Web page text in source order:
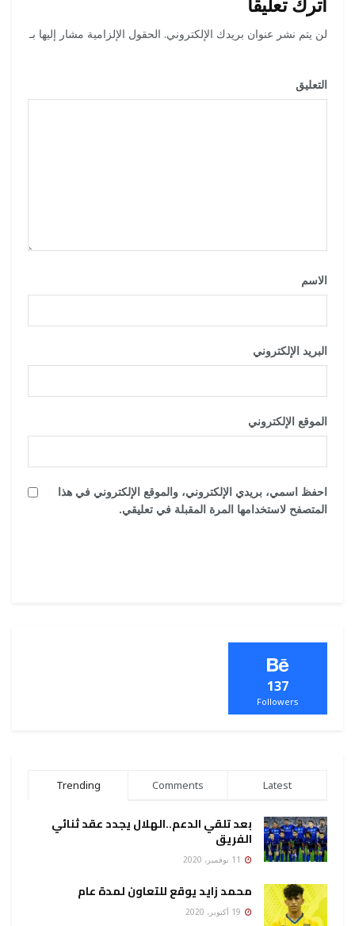
لن يتم نشر عنوان بريدك الإلكتروني. الحقول الإلزامية مشار إليها بـ
التعليق
الاسم
البريد الإلكتروني
الموقع الإلكتروني
احفظ اسمي، بريدي الإلكتروني، والموقع الإلكتروني في هذا
المتصفح لاستخدامها المرة المقبلة في تعليقي.
137
Followers
Trending Comments Latest
بعد تلقي الدعم..الهلال يجدد عقد ثنائي
الفريق
محمد زايد يوقع للتعاون لمدة عام